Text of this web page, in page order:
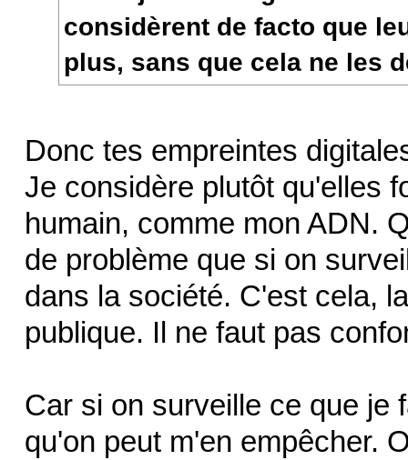
considèrent de facto que
plus, sans que cela ne les
Donc tes empreintes
Je considère plutôt qu'elles
humain, comme mon ADN.
de problème que si on
dans la société. C'est cela,
publique. Il ne faut pas
Car si on surveille ce que je
qu'on peut m'en empêcher.